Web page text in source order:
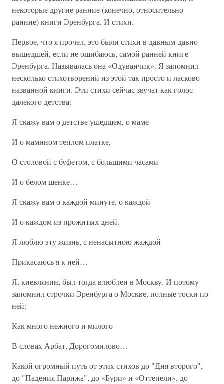
некоторые другие ранние (конечно, относительно
ранние) книги Эренбурга. И стихи.
Первое, что я прочел, это были стихи в давным-давно
вышедшей, если не ошибаюсь, самой ранней книге
Эренбурга. Называлась она «Одуванчик». Я запомнил
несколько стихотворений из этой так просто и ласково
названной книги. Эти стихи сейчас звучат как голос
далекого детства:
Я скажу вам о детстве ушедшем, о маме
И о мамином теплом платке,
О столовой с буфетом, с большими часами
И о белом щенке…
Я скажу вам о каждой минуте, о каждой
И о каждом из прожитых дней.
Я люблю эту жизнь, с ненасытною жаждой
Прикасаюсь я к ней…
Я, киевлянин, был тогда влюблен в Москву. И потому
запомнил строчки Эренбурга о Москве, полные тоски по
ней:
Как много нежного и милого
В словах Арбат, Дорогомилово…
Какой огромный путь от этих стихов до "Дня второго",
до "Падения Парижа", до «Бури» и «Оттепели», до